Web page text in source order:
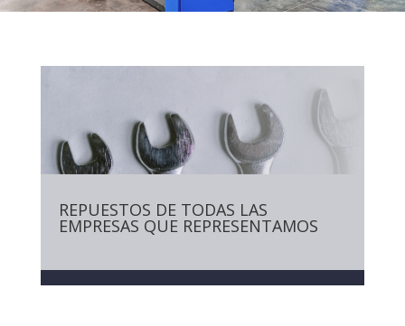
REPUESTOS DE TODAS LAS
EMPRESAS QUE REPRESENTAMOS